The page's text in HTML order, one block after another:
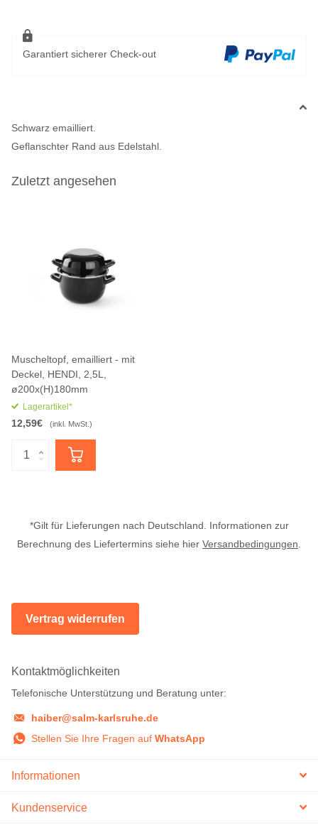
Garantiert sicherer Check-out
Schwarz emailliert.
Geflanschter Rand aus Edelstahl.
Zuletzt angesehen
Muscheltopf, emailliert - mit
Deckel, HENDI, 2,5L,
ø200x(H)180mm
Lagerartikel*
12,59€ (inkl. MwSt.)
*Gilt für Lieferungen nach Deutschland. Informationen zur
Berechnung des Liefertermins siehe hier Versandbedingungen.
Vertrag widerrufen
Kontaktmöglichkeiten
Telefonische Unterstützung und Beratung unter:
haiber@salm-karlsruhe.de
Stellen Sie Ihre Fragen auf WhatsApp
Informationen
Kundenservice